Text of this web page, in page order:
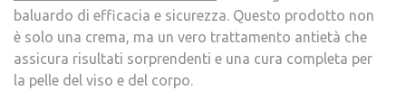
baluardo di efficacia e sicurezza. Questo prodotto non
è solo una crema, ma un vero trattamento antietà che
assicura risultati sorprendenti e una cura completa per
la pelle del viso e del corpo.